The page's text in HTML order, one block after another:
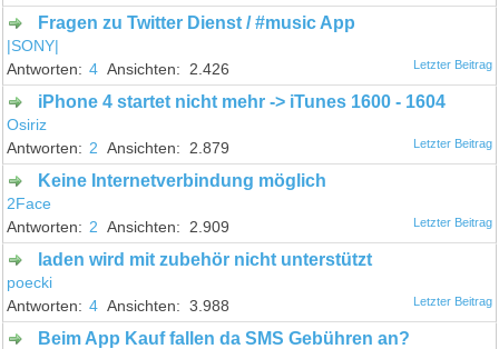
Fragen zu Twitter Dienst / #music App
|SONY|
4
2.426
iPhone 4 startet nicht mehr -> iTunes 1600 - 1604
Osiriz
2
2.879
Keine Internetverbindung möglich
2Face
2
2.909
laden wird mit zubehör nicht unterstützt
poecki
4
3.988
Beim App Kauf fallen da SMS Gebühren an?